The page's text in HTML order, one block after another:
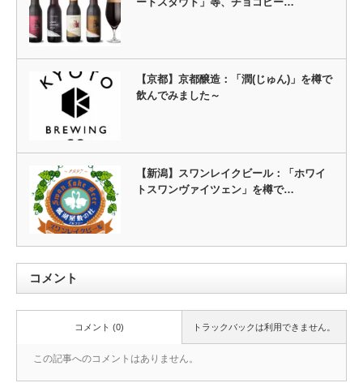
【京都】京都醸造：「潤(じゅん)」を樽で
飲んでみました～
【新潟】スワンレイクビール：「ホワイ
トスワンヴァイツェン」を樽で…
コメント
トラックバックは利用できません。
コメント (0)
この記事へのコメントはありません。